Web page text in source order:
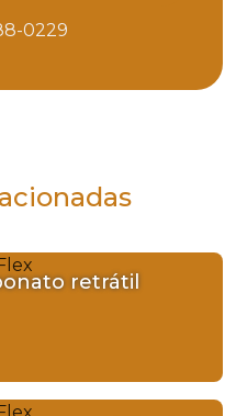
0229
retrátil